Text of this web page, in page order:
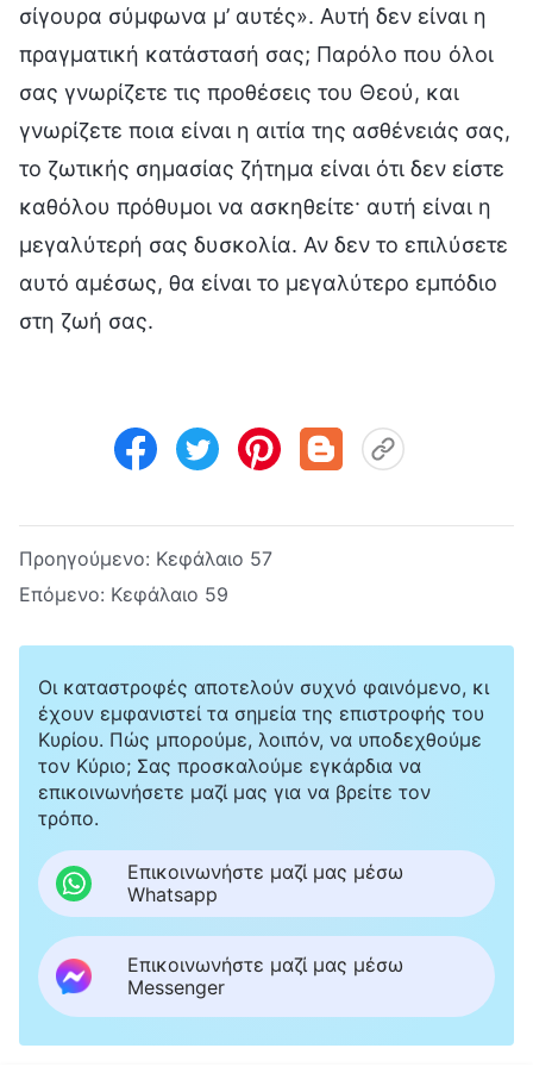
σίγουρα σύμφωνα μ’ αυτές». Αυτή δεν είναι η
πραγματική κατάστασή σας; Παρόλο που όλοι
σας γνωρίζετε τις προθέσεις του Θεού, και
γνωρίζετε ποια είναι η αιτία της ασθένειάς σας,
το ζωτικής σημασίας ζήτημα είναι ότι δεν είστε
καθόλου πρόθυμοι να ασκηθείτε· αυτή είναι η
μεγαλύτερή σας δυσκολία. Αν δεν το επιλύσετε
αυτό αμέσως, θα είναι το μεγαλύτερο εμπόδιο
στη ζωή σας.
Προηγούμενο: Κεφάλαιο 57
Επόμενο: Κεφάλαιο 59
Οι καταστροφές αποτελούν συχνό φαινόμενο, κι
έχουν εμφανιστεί τα σημεία της επιστροφής του
Κυρίου. Πώς μπορούμε, λοιπόν, να υποδεχθούμε
τον Κύριο; Σας προσκαλούμε εγκάρδια να
επικοινωνήσετε μαζί μας για να βρείτε τον
τρόπο.
Επικοινωνήστε μαζί μας μέσω
Whatsapp
Επικοινωνήστε μαζί μας μέσω
Messenger